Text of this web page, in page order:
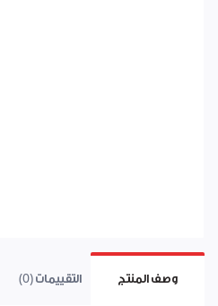
وصف المنتج التقييمات (0)